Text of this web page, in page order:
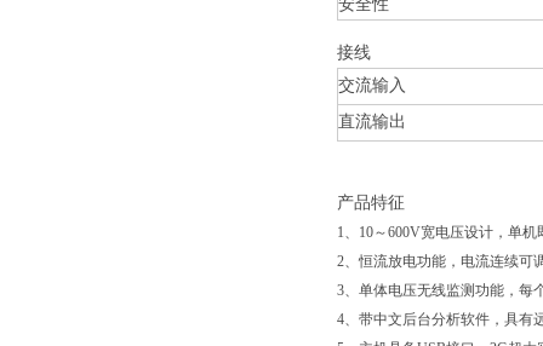
安全性
接线
交流输入
直流输出
产品特征
1、10～600V宽电压设计，单
2、恒流放电功能，电流连续可
3、单体电压无线监测功能，每
4、带中文后台分析软件，具有